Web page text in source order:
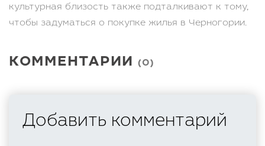
культурная близость также подталкивают к тому,
чтобы задуматься о покупке жилья в Черногории.
КОММЕНТАРИИ (0)
Добавить комментарий